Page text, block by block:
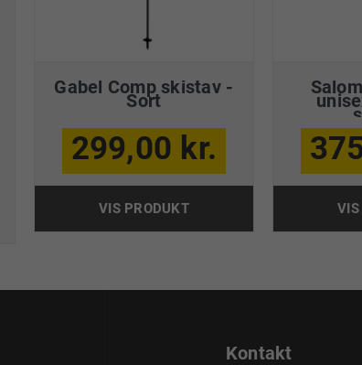
Gabel Comp skistav -
Sort
299,00 kr.
VIS PRODUKT VIS
Kontakt